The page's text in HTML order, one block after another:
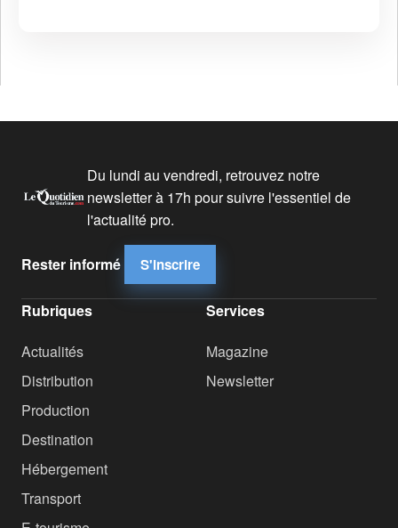
Du lundi au vendredi, retrouvez notre
newsletter à 17h pour suivre l'essentiel de
l'actualité pro.
Rester informé S'inscrire
Rubriques
Actualités
Distribution
Production
Destination
Hébergement
Transport
Services
Magazine
Newsletter